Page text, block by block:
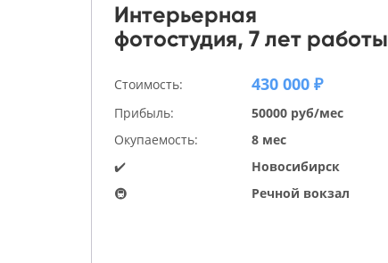
Интерьерная
фотостудия, 7 лет работы
Стоимость: 430 000 ₽
Прибыль:
50000 руб/мес
Окупаемость:
8 мес
✔️
Новосибирск
🚇
Речной вокзал